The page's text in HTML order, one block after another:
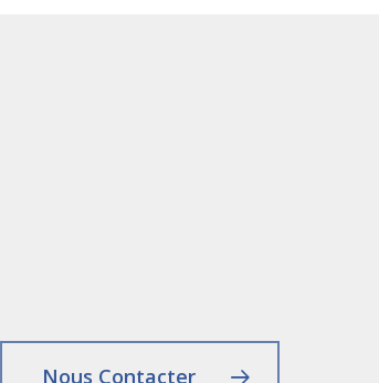
Nous Contacter